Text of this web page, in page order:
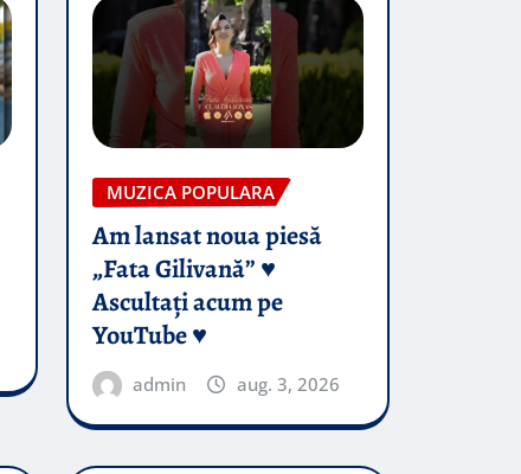
MUZICA POPULARA
Am lansat noua piesă
„Fata Gilivană” ♥️
Ascultați acum pe
YouTube ♥️
admin aug. 3, 2026